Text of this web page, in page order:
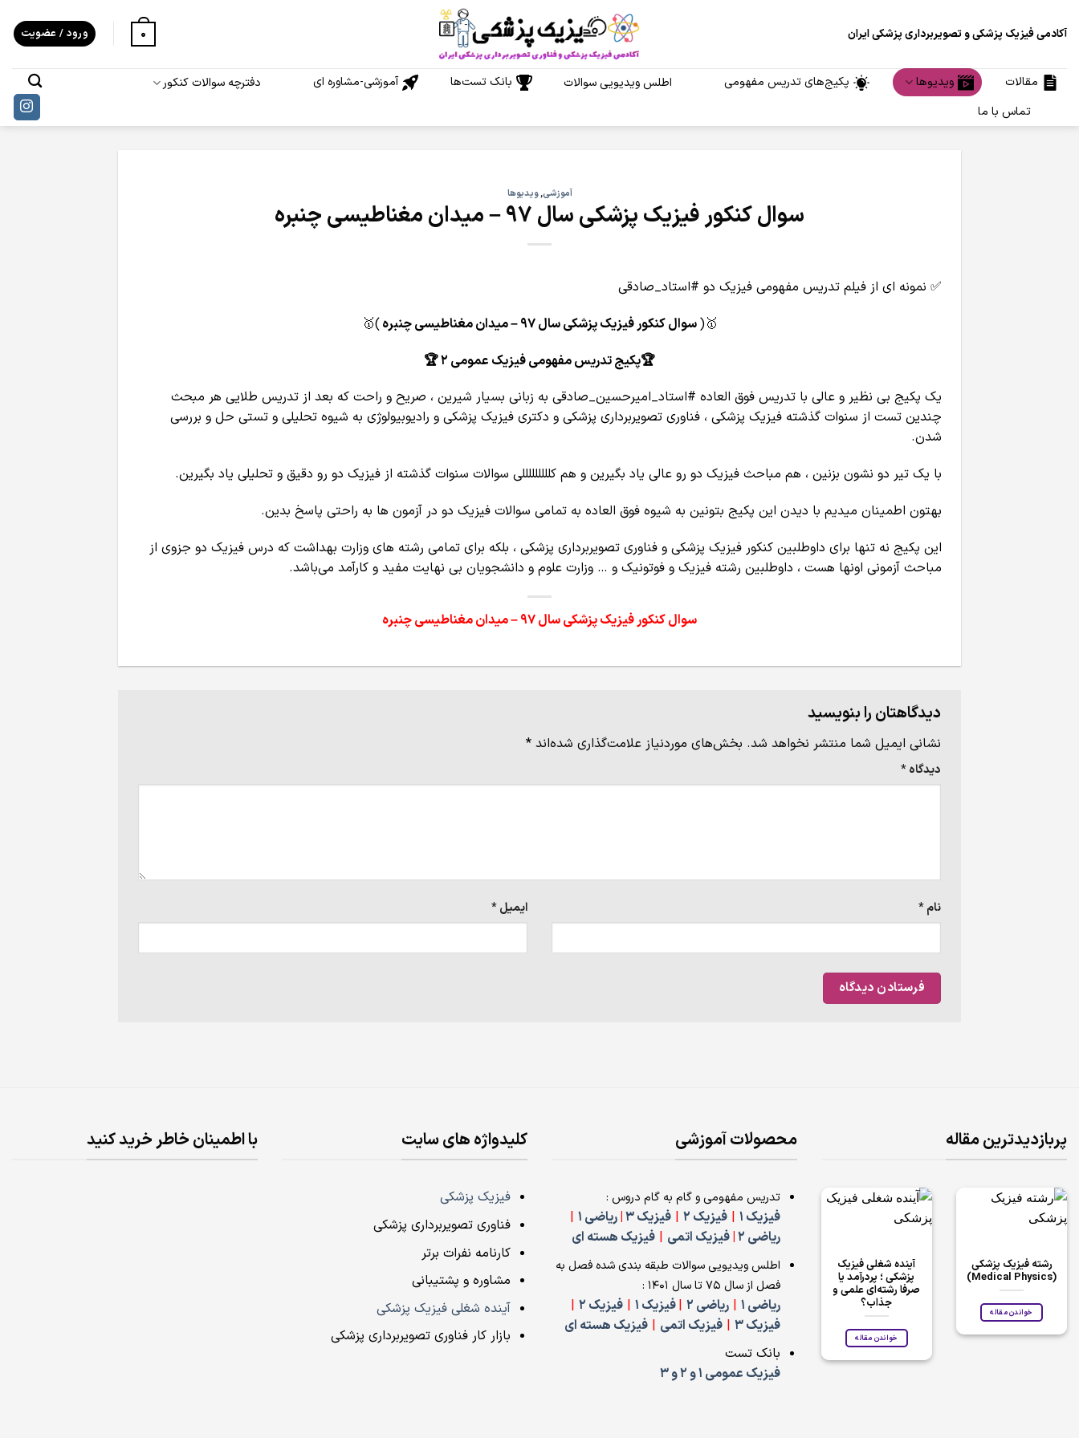
آکادمی فیزیک پزشکی و تصویربرداری پزشکی ایران 0 ورود / عضویت
مقالات ویدیوها پکیج‌های تدریس مفهومی اطلس ویدیویی سوالات بانک تست‌ها آموزشی-مشاوره ای
دفترچه سوالات کنکور
تماس با ما
آموزشی,ویدیوها
سوال کنکور فیزیک پزشکی سال 97 – میدان مغناطیسی چنبره
✅ نمونه ای از فیلم تدریس مفهومی فیزیک دو #استاد_صادقی
🥇(سوال کنکور فیزیک پزشکی سال 97 – میدان مغناطیسی چنبره
)🥇
🏆پکیج تدریس مفهومی فیزیک عمومی 2 🏆
یک پکیج بی نظیر و عالی با تدریس فوق العاده #استاد_امیرحسین_صادقی به زبانی بسیار شیرین ، صریح و راحت که بعد از تدریس طلایی هر مبحث
چندین تست از سنوات گذشته فیزیک پزشکی ، فناوری تصویربرداری پزشکی و دکتری فیزیک پزشکی و رادیوبیولوژی به شیوه تحلیلی و تستی حل و بررسی
شدن.
با یک تیر دو نشون بزنین ، هم مباحث فیزیک دو رو عالی یاد بگیرین و هم کلللللللللی سوالات سنوات گذشته از فیزیک دو رو دقیق و تحلیلی یاد بگیرین.
بهتون اطمینان میدیم با دیدن این پکیج بتونین به شیوه فوق العاده به تمامی سوالات فیزیک دو در آزمون ها به راحتی پاسخ بدین.
این پکیج نه تنها برای داوطلبین کنکور فیزیک پزشکی و فناوری تصویربرداری پزشکی ، بلکه برای تمامی رشته های وزارت بهداشت که درس فیزیک دو جزوی از
مباحث آزمونی اونها هست ، داوطلبین رشته فیزیک و فوتونیک و … وزارت علوم و دانشجویان بی نهایت مفید و کارآمد می‌باشد.
سوال کنکور فیزیک پزشکی سال 97 – میدان مغناطیسی چنبره
دیدگاهتان را بنویسید
نشانی ایمیل شما منتشر نخواهد شد. بخش‌های موردنیاز علامت‌گذاری شده‌اند *
دیدگاه*
نام* ایمیل*
پربازدیدترین مقاله
رشته فیزیک پزشکی
(Medical Physics)
خواندن مقاله
آینده شغلی فیزیک
پزشکی ؛ پردرآمد یا
صرفا رشته‌ای علمی و
جذاب؟
خواندن مقاله
محصولات آموزشی
تدریس مفهومی و گام به گام دروس :
فیزیک 1 | فیزیک 2 | فیزیک 3 |ریاضی 1
|
ریاضی 2
|فیزیک اتمی | فیزیک هسته ای
اطلس ویدیویی سوالات طبقه بندی شده فصل به
فصل از سال 75 تا سال 1401 :
ریاضی 1 | ریاضی 2 |فیزیک 1 | فیزیک 2
|
فیزیک 3
| فیزیک اتمی | فیزیک هسته ای
بانک تست
فیزیک عمومی 1 و 2 و 3
کلیدواژه های سایت
فیزیک پزشکی
فناوری تصویربرداری پزشکی
کارنامه نفرات برتر
مشاوره و پشتیبانی
آینده شغلی فیزیک پزشکی
بازار کار فناوری تصویربرداری پزشکی
با اطمینان خاطر خرید کنید